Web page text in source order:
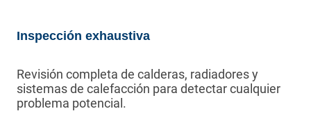
Inspección exhaustiva
Revisión completa de calderas, radiadores y
sistemas de calefacción para detectar cualquier
problema potencial.